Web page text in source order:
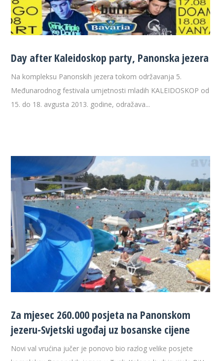
Day after Kaleidoskop party, Panonska jezera
Na kompleksu Panonskih jezera tokom održavanja 5.
Međunarodnog festivala umjetnosti mladih KALEIDOSKOP od
15. do 18. avgusta 2013. godine, odražava...
Za mjesec 260.000 posjeta na Panonskom
jezeru-Svjetski ugođaj uz bosanske cijene
Novi val vrućina jučer je ponovo bio razlog velike posjete